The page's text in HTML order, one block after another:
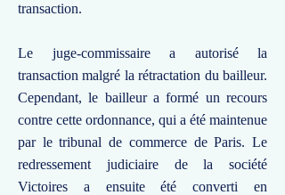
transaction.
Le juge-commissaire a autorisé la
transaction malgré la rétractation du bailleur.
Cependant, le bailleur a formé un recours
contre cette ordonnance, qui a été maintenue
par le tribunal de commerce de Paris. Le
redressement judiciaire de la société
Victoires a ensuite été converti en